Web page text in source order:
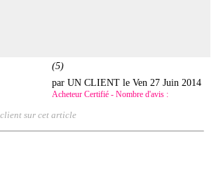
(5)
par UN CLIENT leVen 27 Juin 2014
Acheteur Certifié - Nombre d'avis :
sur cet article